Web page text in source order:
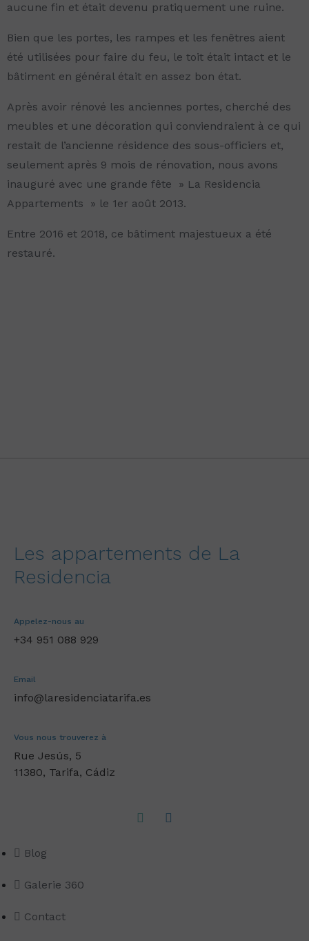
aucune fin et était devenu pratiquement une ruine.
Bien que les portes, les rampes et les fenêtres aient
été utilisées pour faire du feu, le toit était intact et le
bâtiment en général était en assez bon état.
Après avoir rénové les anciennes portes, cherché des
meubles et une décoration qui conviendraient à ce qui
restait de l’ancienne résidence des sous-officiers et,
seulement après 9 mois de rénovation, nous avons
inauguré avec une grande fête » La Residencia
Appartements » le 1er août 2013.
Entre 2016 et 2018, ce bâtiment majestueux a été
restauré.
Les appartements de La
Residencia
Appelez-nous au
+34 951 088 929
Email
info@laresidenciatarifa.es
Vous nous trouverez à
Rue Jesús, 5
11380, Tarifa, Cádiz
Blog
Galerie 360
Contact